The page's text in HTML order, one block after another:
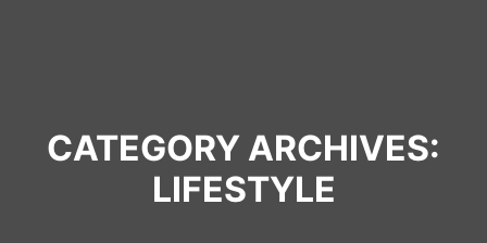
CATEGORY ARCHIVES:
LIFESTYLE